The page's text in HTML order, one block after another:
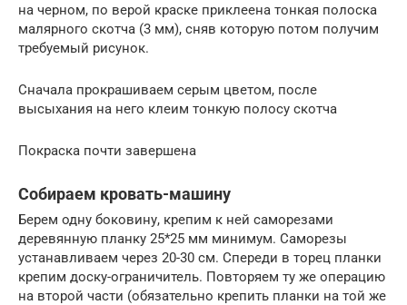
на черном, по верой краске приклеена тонкая полоска
малярного скотча (3 мм), сняв которую потом получим
требуемый рисунок.
Сначала прокрашиваем серым цветом, после
высыхания на него клеим тонкую полосу скотча
Покраска почти завершена
Собираем кровать-машину
Берем одну боковину, крепим к ней саморезами
деревянную планку 25*25 мм минимум. Саморезы
устанавливаем через 20-30 см. Спереди в торец планки
крепим доску-ограничитель. Повторяем ту же операцию
на второй части (обязательно крепить планки на той же